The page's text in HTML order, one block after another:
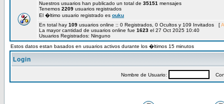
Nuestros usuarios han publicado un total de 35151 mensajes
Tenemos 2209 usuarios registrados
El �ltimo usuario registrado es ouku
En total hay 109 usuarios online :: 0 Registrados, 0 Ocultos y 109 Invitados [
La mayor cantidad de usuarios online fue 1623 el 27 Oct 2025 10:40
Usuarios Registrados: Ninguno
Estos datos estan basados en usuarios activos durante los �ltimos 15 minutos
Login
Nombre de Usuario: